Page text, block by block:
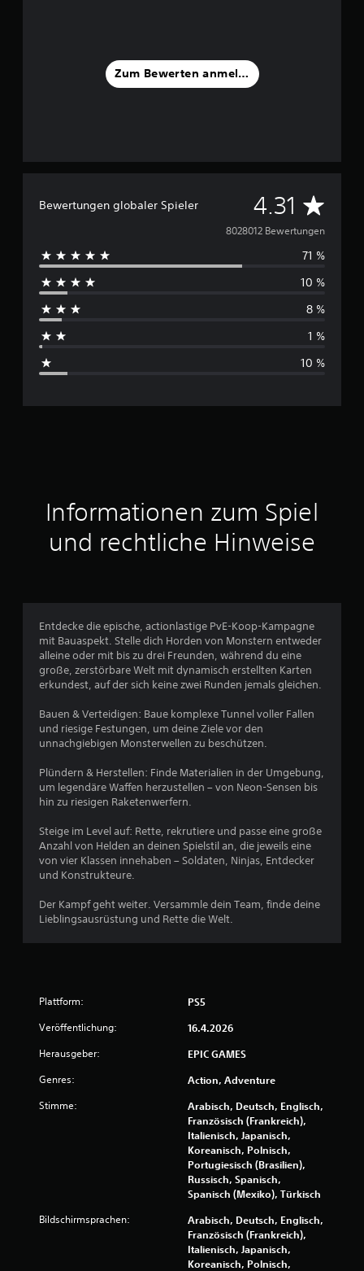
Zum Bewerten anmelden
Bewertungen globaler Spieler 4.31 D
u
c
s
h
t
t
c
h
e
B
w
r
t
u
1
o
n
5
8028012 Bewertungen
71 %
10 %
8 %
1 %
10 %
Informationen zum Spiel
und rechtliche Hinweise
Entdecke die epische, actionlastige PvE-Koop-Kampagne
mit Bauaspekt. Stelle dich Horden von Monstern entweder
alleine oder mit bis zu drei Freunden, während du eine
große, zerstörbare Welt mit dynamisch erstellten Karten
erkundest, auf der sich keine zwei Runden jemals gleichen.
Bauen & Verteidigen: Baue komplexe Tunnel voller Fallen
und riesige Festungen, um deine Ziele vor den
unnachgiebigen Monsterwellen zu beschützen.
Plündern & Herstellen: Finde Materialien in der Umgebung,
um legendäre Waffen herzustellen – von Neon-Sensen bis
hin zu riesigen Raketenwerfern.
Steige im Level auf: Rette, rekrutiere und passe eine große
Anzahl von Helden an deinen Spielstil an, die jeweils eine
von vier Klassen innehaben – Soldaten, Ninjas, Entdecker
und Konstrukteure.
Der Kampf geht weiter. Versammle dein Team, finde deine
Lieblingsausrüstung und Rette die Welt.
Plattform: PS5
Veröffentlichung: 16.4.2026
Herausgeber: EPIC GAMES
Genres: Action, Adventure
Stimme:
Arabisch, Deutsch, Englisch,
Französisch (Frankreich),
Italienisch, Japanisch,
Koreanisch, Polnisch,
Portugiesisch (Brasilien),
Russisch, Spanisch,
Spanisch (Mexiko), Türkisch
Bildschirmsprachen:
Arabisch, Deutsch, Englisch,
Französisch (Frankreich),
Italienisch, Japanisch,
Koreanisch, Polnisch,